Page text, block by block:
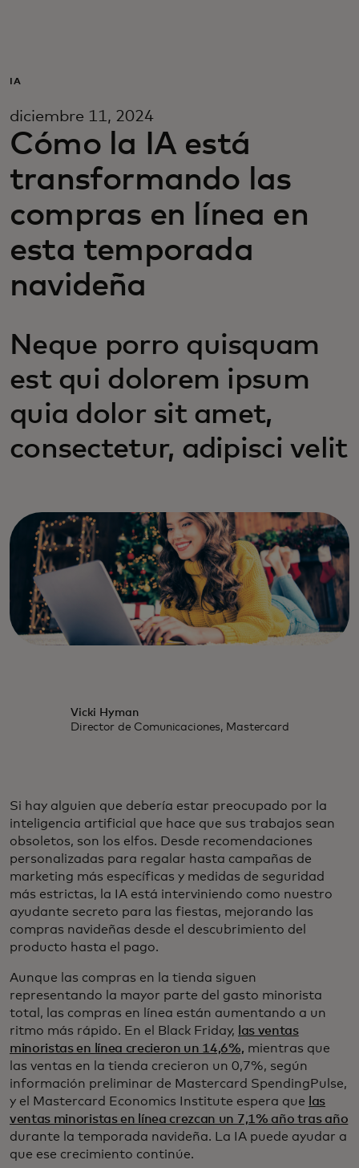
Para el mundo
Para innovadores
Noticias y tendencias
IA
diciembre 11, 2024
Cómo la IA está
transformando las
compras en línea en
esta temporada
navideña
Neque porro quisquam
est qui dolorem ipsum
quia dolor sit amet,
consectetur, adipisci velit
Vicki Hyman
Director de Comunicaciones, Mastercard
Si hay alguien que debería estar preocupado por la
inteligencia artificial que hace que sus trabajos sean
obsoletos, son los elfos. Desde recomendaciones
personalizadas para regalar hasta campañas de
marketing más específicas y medidas de seguridad
más estrictas, la IA está interviniendo como nuestro
ayudante secreto para las fiestas, mejorando las
compras navideñas desde el descubrimiento del
producto hasta el pago.
Aunque las compras en la tienda siguen
representando la mayor parte del gasto minorista
total, las compras en línea están aumentando a un
ritmo más rápido. En el Black Friday,
las ventas
minoristas en línea crecieron un 14,6%, mientras que
las ventas en la tienda crecieron un 0,7%, según
información preliminar de Mastercard SpendingPulse,
y el Mastercard Economics Institute espera que
las
ventas minoristas en línea crezcan un 7,1% año tras año
durante la temporada navideña. La IA puede ayudar a
que ese crecimiento continúe.